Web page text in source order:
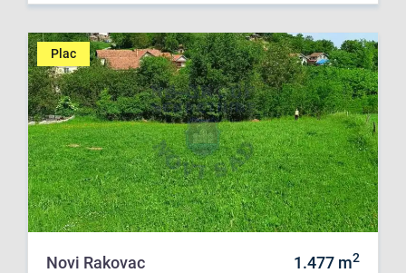
Plac
Novi Rakovac 1.477 m2